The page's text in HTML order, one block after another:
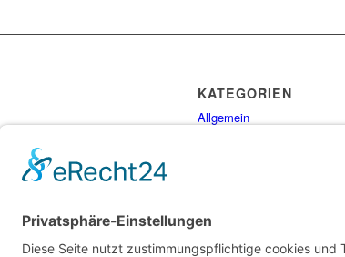
KATEGORIEN
Allgemein
Vertragsfragen